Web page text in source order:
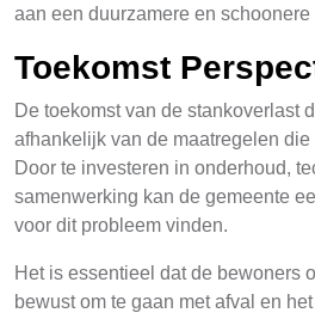
aan een duurzamere en schoonere
Toekomst
De toekomst van de stankoverlast
afhankelijk van de maatregelen
Door te investeren in onderhoud,
samenwerking kan de gemeente
voor dit probleem vinden.
Het is essentieel dat de bewoners
bewust om te gaan met afval en